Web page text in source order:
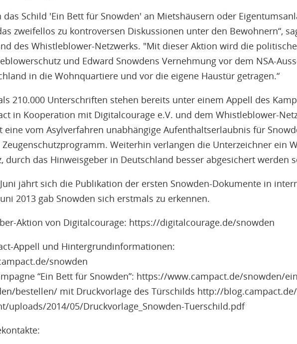
das Schild 'Ein Bett für Snowden' an Mietshäusern oder
zweifellos zu kontroversen Diskussionen unter den Bewohnern“,
des Whistleblower-Netzwerks. "Mit dieser Aktion wird die
und Edward Snowdens Vernehmung vor dem NSA-
in die Wohnquartiere und vor die eigene Haustür getragen.“
210.000 Unterschriften stehen bereits unter einem Appell des
in Kooperation mit Digitalcourage e.V. und dem Whistleblower-
eine vom Asylverfahren unabhängige Aufenthaltserlaubnis für
Weiterhin verlangen die Unterzeichner ein
durch das Hinweisgeber in Deutschland besser abgesichert werden
jährt sich die Publikation der ersten Snowden-Dokumente in
2013 gab Snowden sich erstmals zu erkennen.
Aktion von Digitalcourage: https://digitalcourage.de/snowden
Appell und Hintergrundinformationen:
snowden
“Ein Bett für Snowden”: https://www.campact.de/snowden/
bestellen/ mit Druckvorlage des Türschilds http://
uploads/2014/05/Druckvorlage_Snowden-Tuerschild.pdf